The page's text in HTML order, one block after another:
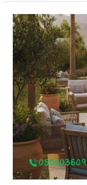
الأثاث
الخارجي
المستعمل
في
الطائف
–
حلول
ذكية
لتجهيز
المساحات
الخارجية
بأفضل
سعر